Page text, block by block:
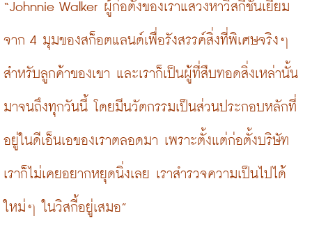
“Johnnie Walker ผู้ก่อตั้งของเราแสวงหาวิสกี้ชั้นเยี่ยม
จาก 4 มุมของสก็อตแลนด์เพื่อรังสรรค์สิ่งที่พิเศษจริงๆ
สำหรับลูกค้าของเขา และเราก็เป็นผู้ที่สืบทอดสิ่งเหล่านั้น
มาจนถึงทุกวันนี้ โดยมีนวัตกรรมเป็นส่วนประกอบหลักที่
อยู่ในดีเอ็นเอของเราตลอดมา เพราะตั้งแต่ก่อตั้งบริษัท
เราก็ไม่เคยอยากหยุดนิ่งเลย เราสำรวจความเป็นไปได้
ใหม่ๆ ในวิสกี้อยู่เสมอ”